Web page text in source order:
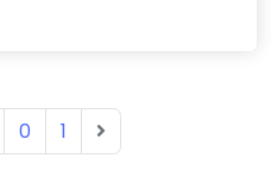
0 1